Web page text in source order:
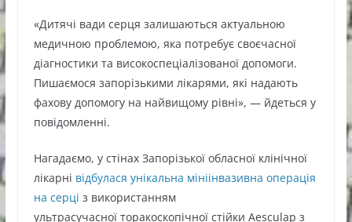
«Дитячі вади серця залишаються актуальною
медичною проблемою, яка потребує своєчасної
діагностики та високоспеціалізованої допомоги.
Пишаємося запорізькими лікарями, які надають
фахову допомогу на найвищому рівні», — йдеться у
повідомленні.
Нагадаємо, у стінах Запорізької обласної клінічної
лікарні відбулася унікальна мініінвазивна операція
на серці з використанням
ультрасучасної торакоскопічної стійки Aesculap з